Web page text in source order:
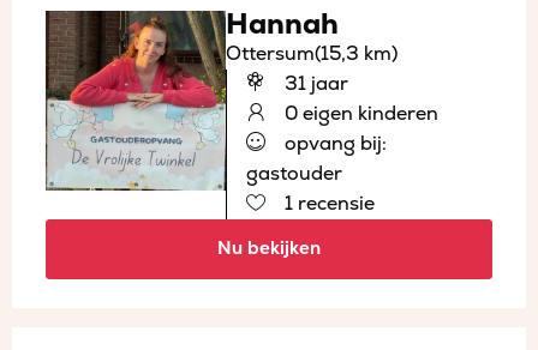
Hannah
Ottersum(15,3 km)
31 jaar
0 eigen kinderen
opvang bij:
gastouder
1 recensie
Nu bekijken